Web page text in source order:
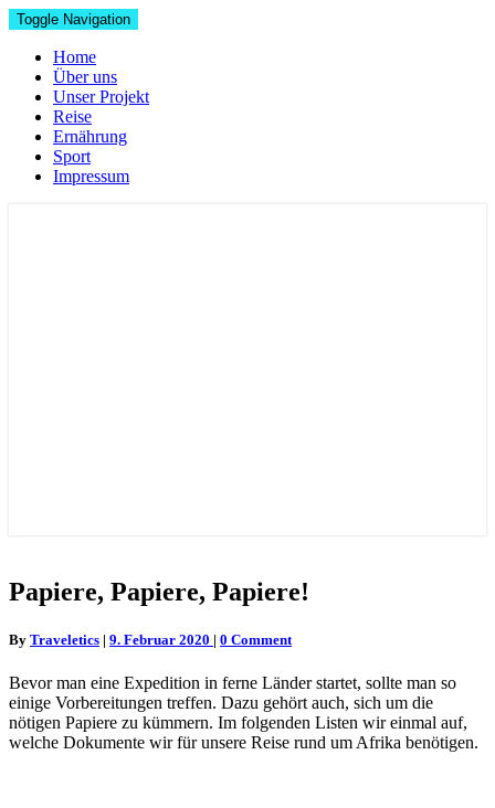
Toggle Navigation
Home
Über uns
Unser Projekt
Reise
Ernährung
Sport
Impressum
Papiere,
Papiere,
Papiere, Papiere, Papiere!
By Traveletics | 9. Februar 2020 | Comments
0 Comment
Bevor man eine Expedition in ferne Länder startet, sollte man so
einige Vorbereitungen treffen. Dazu gehört auch, sich um die
nötigen Papiere zu kümmern. Im folgenden Listen wir einmal auf,
welche Dokumente wir für unsere Reise rund um Afrika benötigen.